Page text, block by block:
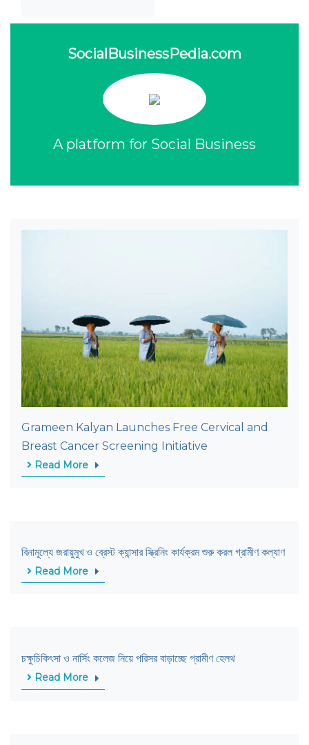
SocialBusinessPedia.com
A platform for Social Business
Grameen Kalyan Launches Free Cervical and
Breast Cancer Screening Initiative
Read More
বিনামূল্যে জরায়ুমুখ ও ব্রেস্ট ক্যান্সার স্ক্রিনিং কার্যক্রম শুরু করল গ্রামীণ কল্যাণ
Read More
চক্ষুচিকিৎসা ও নার্সিং কলেজ নিয়ে পরিসর বাড়াচ্ছে গ্রামীণ হেলথ
Read More